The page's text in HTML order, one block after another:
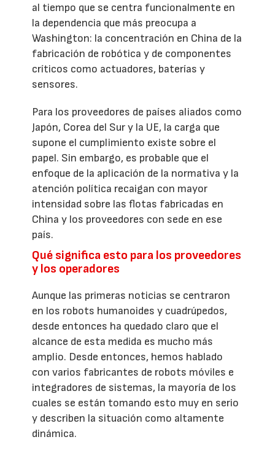
al tiempo que se centra funcionalmente en
la dependencia que más preocupa a
Washington: la concentración en China de la
fabricación de robótica y de componentes
críticos como actuadores, baterías y
sensores.
Para los proveedores de países aliados como
Japón, Corea del Sur y la UE, la carga que
supone el cumplimiento existe sobre el
papel. Sin embargo, es probable que el
enfoque de la aplicación de la normativa y la
atención política recaigan con mayor
intensidad sobre las flotas fabricadas en
China y los proveedores con sede en ese
país.
Qué significa esto para los proveedores
y los operadores
Aunque las primeras noticias se centraron
en los robots humanoides y cuadrúpedos,
desde entonces ha quedado claro que el
alcance de esta medida es mucho más
amplio. Desde entonces, hemos hablado
con varios fabricantes de robots móviles e
integradores de sistemas, la mayoría de los
cuales se están tomando esto muy en serio
y describen la situación como altamente
dinámica.